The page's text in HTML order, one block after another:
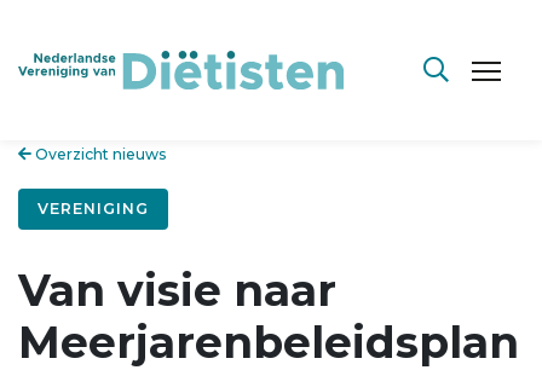
Overzicht nieuws
VERENIGING
Van visie naar
Meerjarenbeleidsplan